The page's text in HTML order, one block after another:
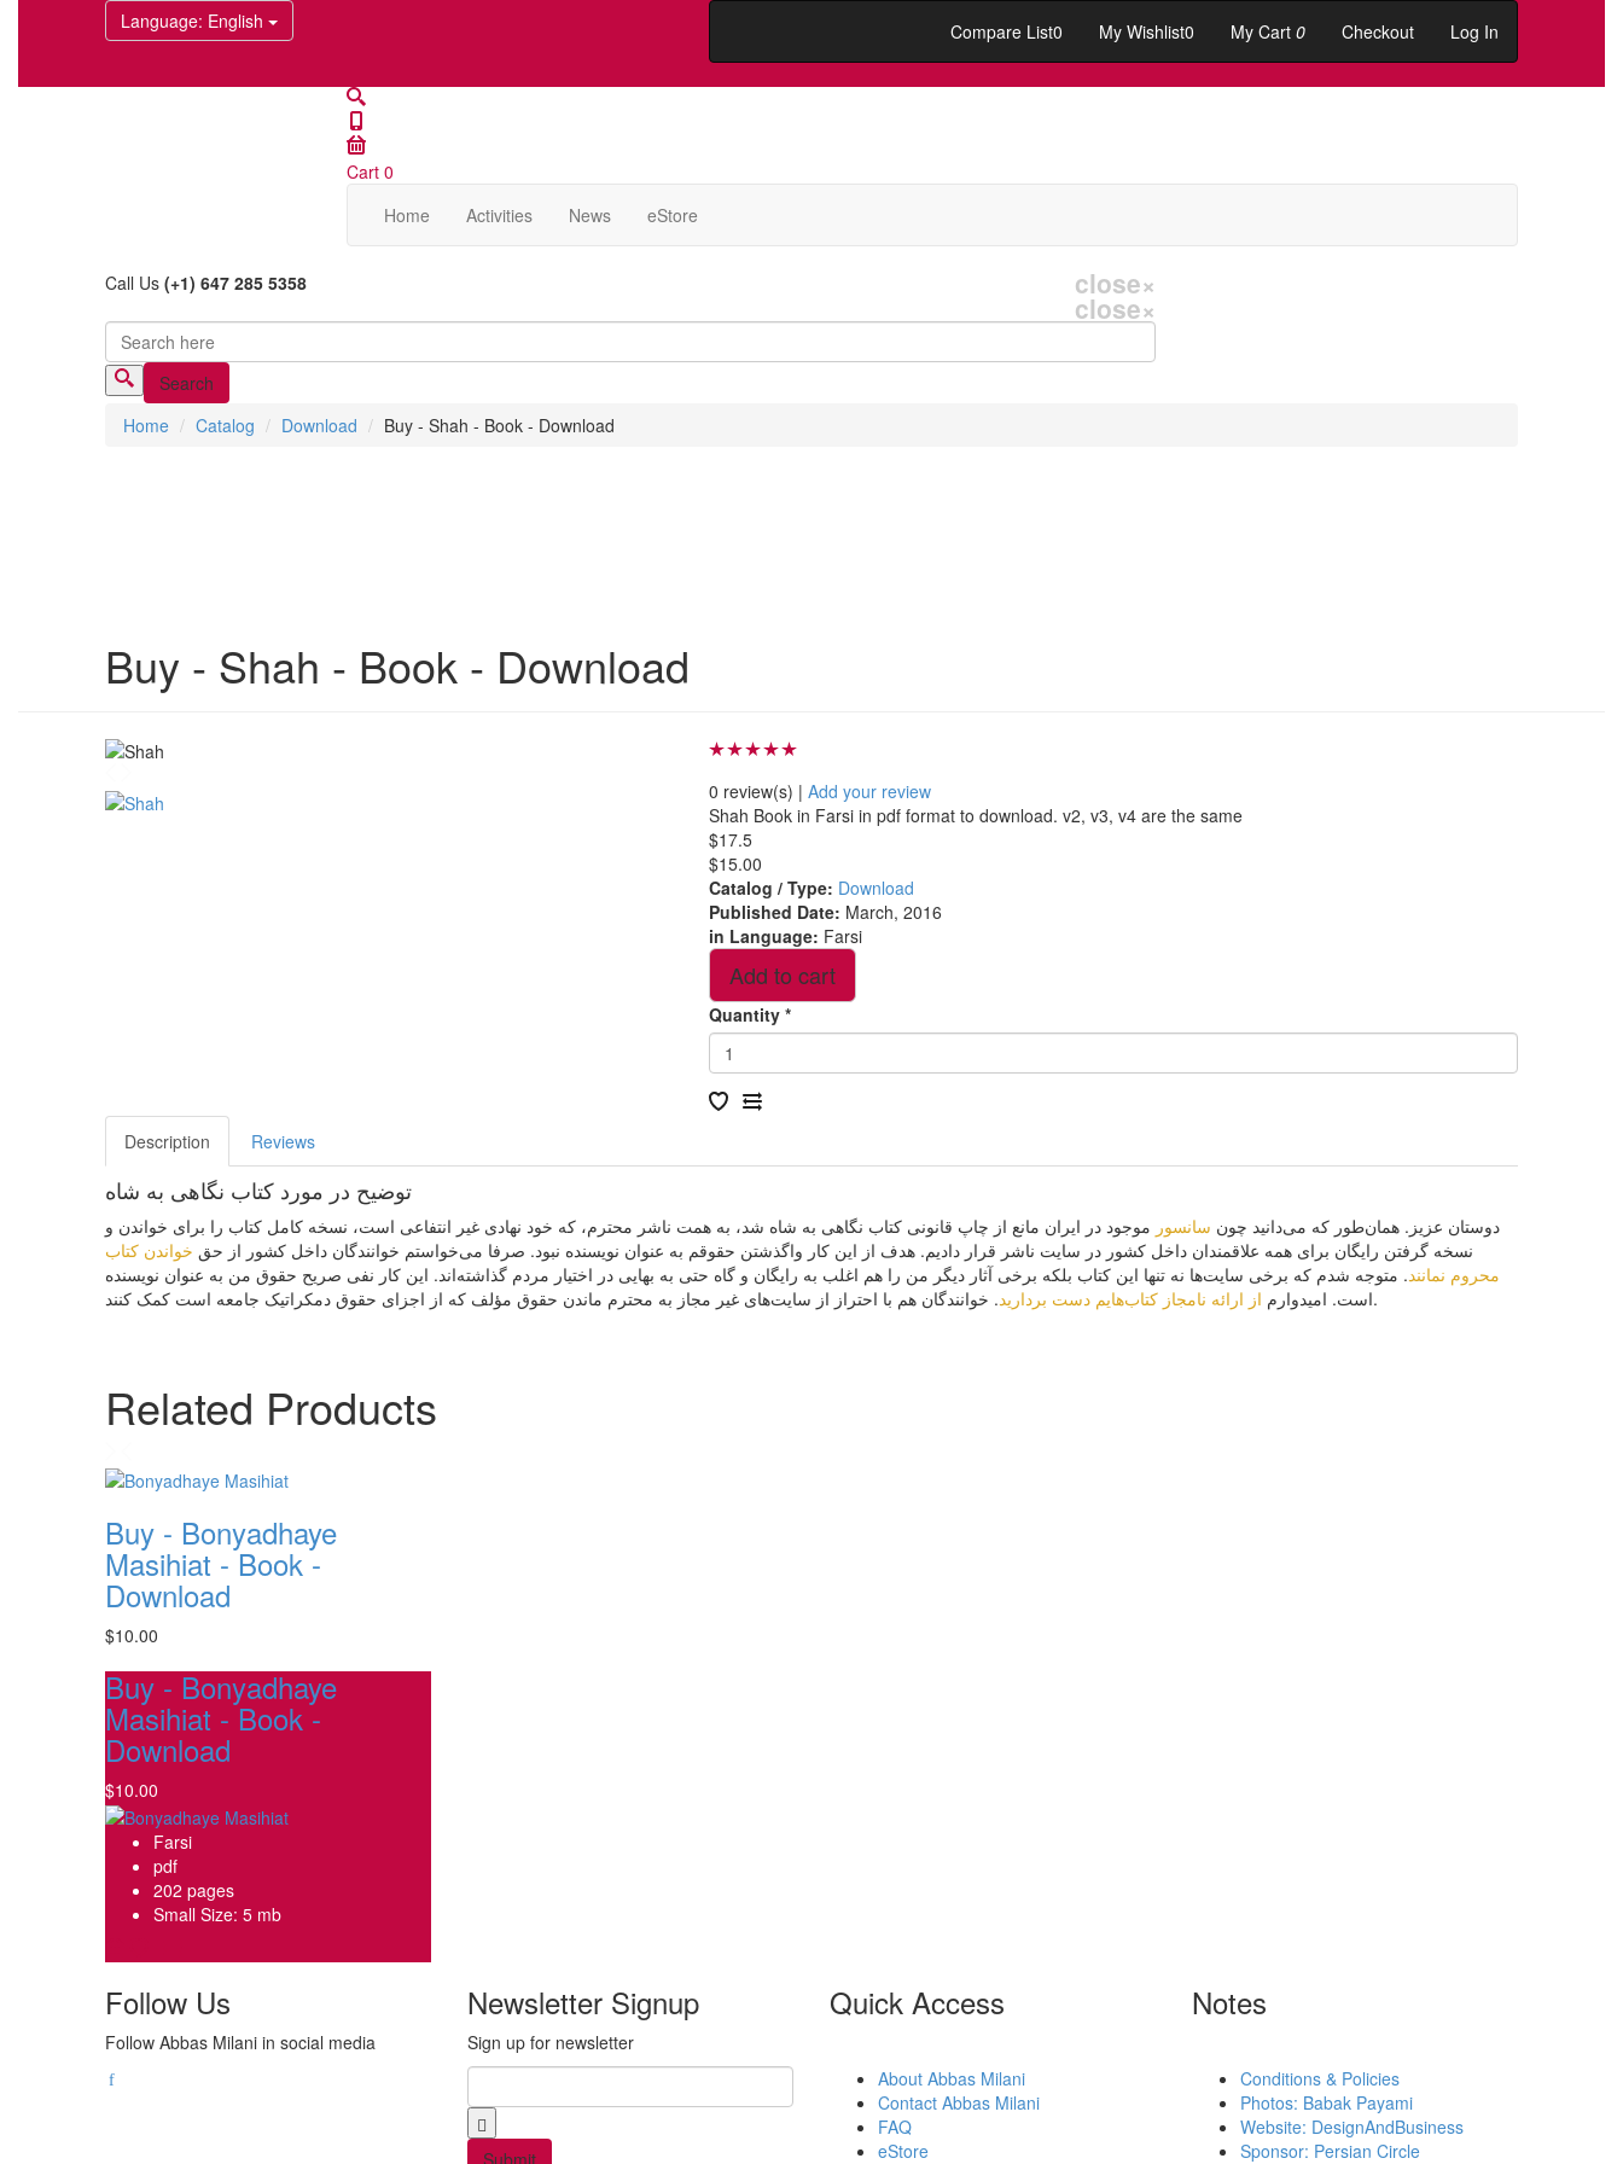
Language: English Compare List0 My Wishlist0 My Cart 0 Checkout Log In
Cart 0
Home
Activities News eStore
close×
Call Us (+1) 647 285 5358
close×
Search form
Home Catalog Download Buy - Shah - Book - Download
Buy - Shah - Book - Download
0 review(s) | Add your review
Shah Book in Farsi in pdf format to download. v2, v3, v4 are the same
$17.5
$15.00
Catalog / Type: Download
Published Date: March, 2016
in Language: Farsi
Quantity *
Description Reviews
توضیح در مورد کتاب نگاهی به شاه
دوستان عزیز. همان‌طور كه مى‌دانید چون سانسور موجود در ایران مانع از چاپ قانونى كتاب نگاهى به شاه شد، به همت ناشر محترم، كه خود نهادى غیر انتفاعى است، نسخه كامل كتاب را براى خواندن و
نسخه گرفتن رایگان براى همه علاقمندان داخل كشور در سایت ناشر قرار دادیم. هدف از این كار واگذشتن حقوقم به عنوان نویسنده نبود. صرفا مى‌خواستم خوانندگان داخل كشور از حق خواندن كتاب
محروم نمانند. متوجه شدم كه برخى سایت‌ها نه تنها این كتاب بلكه برخى آثار دیگر من را هم اغلب به رایگان و گاه حتى به بهایى در اختیار مردم گذاشته‌اند. این كار نفى صریح حقوق من به عنوان نویسنده
است. امیدوارم از ارائه نامجاز كتاب‌هایم دست بردارید . خوانندگان هم با احتراز از سایت‌هاى غیر مجاز به محترم ماندن حقوق مؤلف كه از اجزای حقوق دمكراتیک جامعه است كمک كنند.
Related Products
Buy - Bonyadhaye
Masihiat - Book -
Download
$10.00
Buy - Bonyadhaye
Masihiat - Book -
Download
$10.00
Farsi
pdf
202 pages
Small Size: 5 mb
Follow Us
Follow Abbas Milani in social media
Newsletter Signup
Sign up for newsletter
Email
Quick Access
About Abbas Milani
Contact Abbas Milani
FAQ
eStore
Notes
Conditions & Policies
Photos: Babak Payami
Website: DesignAndBusiness
Sponsor: Persian Circle